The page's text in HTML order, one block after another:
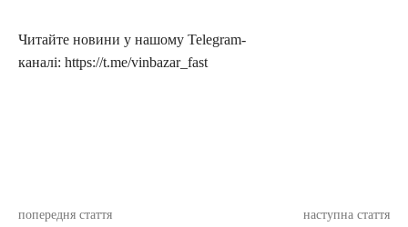
Читайте новини у нашому Telegram-
каналі: https://t.me/vinbazar_fast
попередня стаття наступна стаття